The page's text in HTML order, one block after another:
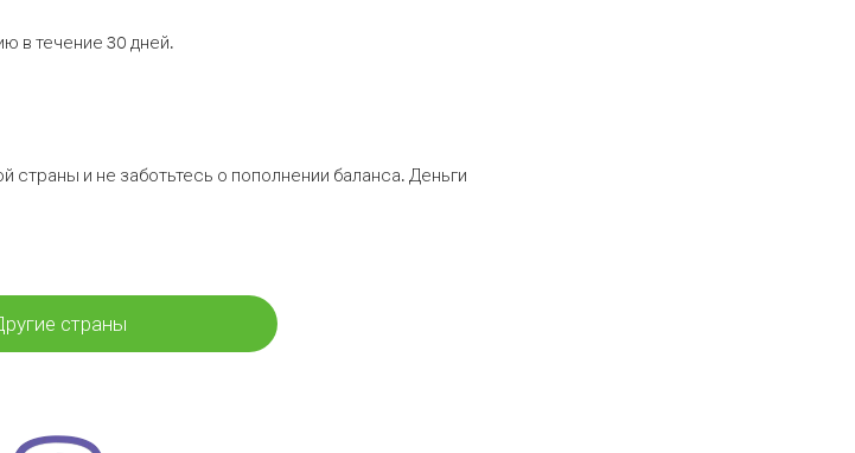
в течение 30 дней.
и не заботьтесь о пополнении баланса. Деньги
страны